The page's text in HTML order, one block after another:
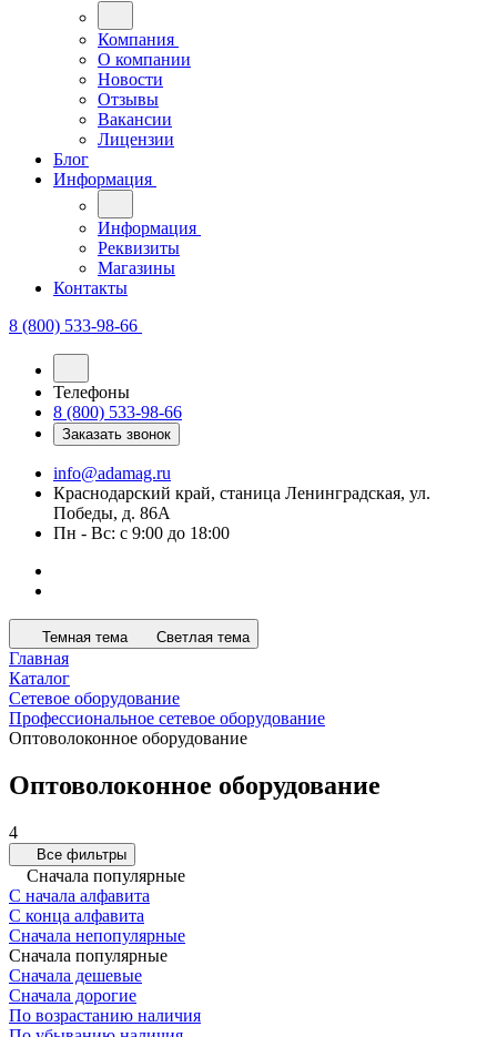
Компания
О компании
Новости
Отзывы
Вакансии
Лицензии
Блог
Информация
Информация
Реквизиты
Магазины
Контакты
8 (800) 533-98-66
Телефоны
8 (800) 533-98-66
Заказать звонок
info@adamag.ru
Краснодарский край, станица Ленинградская, ул.
Победы, д. 86А
Пн - Вс: с 9:00 до 18:00
Главная
Каталог
Сетевое оборудование
Профессиональное сетевое оборудование
Оптоволоконное оборудование
Оптоволоконное оборудование
Сначала популярные
С начала алфавита
С конца алфавита
Сначала непопулярные
Сначала популярные
Сначала дешевые
Сначала дорогие
По возрастанию наличия
По убыванию наличия
По свойству "Наличие в магазинах"